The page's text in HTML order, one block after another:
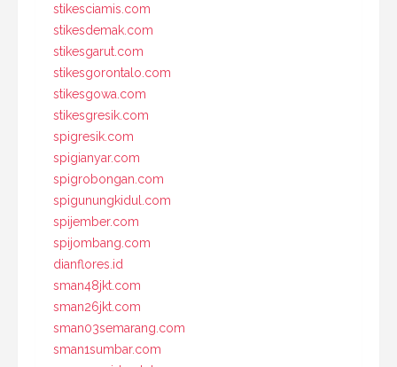
stikesciamis.com
stikesdemak.com
stikesgarut.com
stikesgorontalo.com
stikesgowa.com
stikesgresik.com
spigresik.com
spigianyar.com
spigrobongan.com
spigunungkidul.com
spijember.com
spijombang.com
dianflores.id
sman48jkt.com
sman26jkt.com
sman03semarang.com
sman1sumbar.com